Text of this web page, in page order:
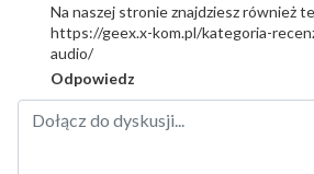
Na naszej stronie znajdziesz również
https://geex.x-kom.pl/kategoria-
audio/
Odpowiedz